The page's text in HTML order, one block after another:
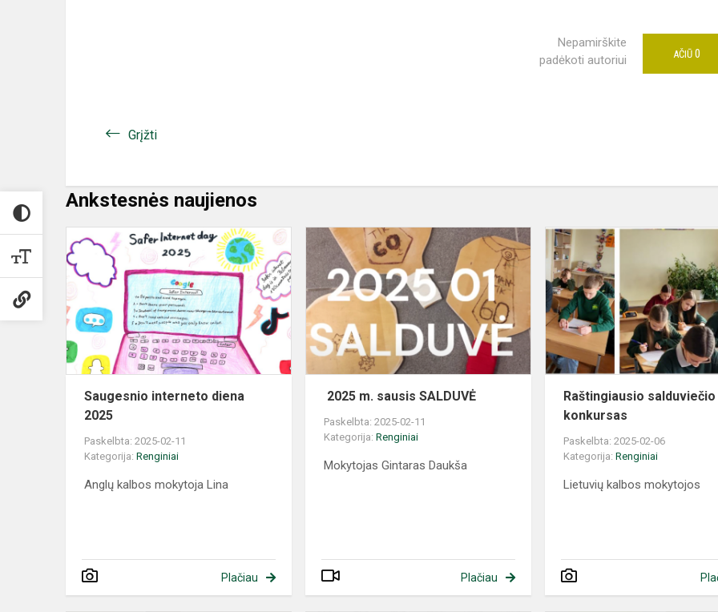
Nepamirškite
padėkoti autoriui
AČIŪ 0
Grįžti
Ankstesnės naujienos
Saugesnio interneto diena
2025
Paskelbta: 2025-02-11
Kategorija: Renginiai
Anglų kalbos mokytoja Lina
Plačiau
2025 m. sausis SALDUVĖ
Paskelbta: 2025-02-11
Kategorija:Renginiai
Mokytojas Gintaras Daukša
Plačiau
Raštingiausio salduviečio
konkursas
Paskelbta: 2025-02-06
Kategorija:Renginiai
Lietuvių kalbos mokytojos